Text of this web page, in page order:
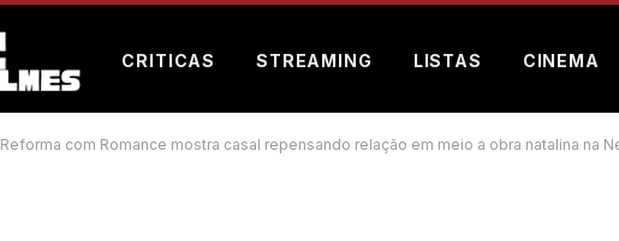
CRITICAS STREAMING LISTAS CINEMA
Reforma com Romance mostra casal repensando relação em meio a obra natalina na